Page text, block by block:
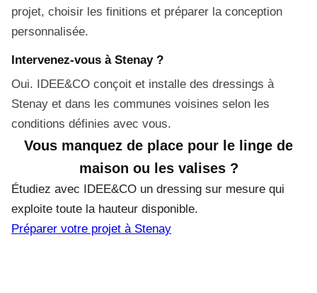
projet, choisir les finitions et préparer la conception
personnalisée.
Intervenez-vous à Stenay ?
Oui. IDEE&CO conçoit et installe des dressings à
Stenay et dans les communes voisines selon les
conditions définies avec vous.
Vous manquez de place pour le linge de
maison ou les valises ?
Étudiez avec IDEE&CO un dressing sur mesure qui
exploite toute la hauteur disponible.
Préparer votre projet à Stenay